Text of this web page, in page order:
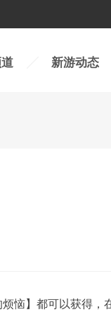
新游动态
恼】都可以获得，